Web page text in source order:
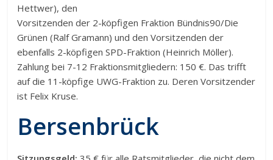
Hettwer), den
Vorsitzenden der 2-köpfigen Fraktion Bündnis90/Die
Grünen (Ralf Gramann) und den Vorsitzenden der
ebenfalls 2-köpfigen SPD-Fraktion (Heinrich Möller).
Zahlung bei 7-12 Fraktionsmitgliedern: 150 €. Das trifft
auf die 11-köpfige UWG-Fraktion zu. Deren Vorsitzender
ist Felix Kruse.
Bersenbrück